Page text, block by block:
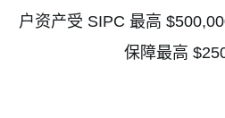
户资产受 SIPC 最高
保障最高